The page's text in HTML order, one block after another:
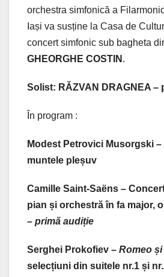
orchestra simfonică a
Iași va susține la Casa de
concert simfonic sub bagheta
GHEORGHE COSTIN .
Solist: RĂZVAN DRAGNEA –
În program :
Modest Petrovici Musorgski –
muntele pleșuv
Camille Saint-Saëns –
pian și orchestră în fa major,
– primă audiție
Serghei Prokofiev – Romeo
selecțiuni din suitele nr.1 și